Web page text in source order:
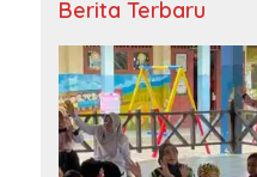
Berita Terbaru